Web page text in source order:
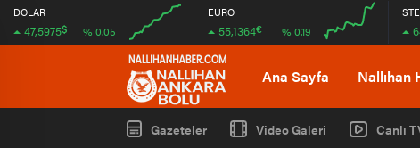
DOLAR
47,5975$ % 0.05
00:00 00:00
EURO
55,1364€ % 0.19
Ana Sayfa Nallıhan
Gazeteler Video Galeri Canlı